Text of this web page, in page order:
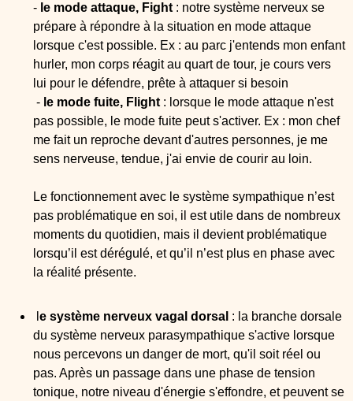
- le mode attaque, Fight : notre système nerveux se
prépare à répondre à la situation en mode attaque
lorsque c'est possible. Ex : au parc j'entends mon enfant
hurler, mon corps réagit au quart de tour, je cours vers
lui pour le défendre, prête à attaquer si besoin
- le mode fuite, Flight : lorsque le mode attaque n'est
pas possible, le mode fuite peut s'activer. Ex : mon chef
me fait un reproche devant d'autres personnes, je me
sens nerveuse, tendue, j'ai envie de courir au loin.
Le fonctionnement avec le système sympathique n’est
pas problématique en soi, il est utile dans de nombreux
moments du quotidien, mais il devient problématique
lorsqu’il est dérégulé, et qu’il n’est plus en phase avec
la réalité présente.
e système nerveux vagal dorsal : la branche dorsale
du système nerveux parasympathique s'active lorsque
nous percevons un danger de mort, qu'il soit réel ou
pas. Après un passage dans une phase de tension
tonique, notre niveau d'énergie s'effondre, et peuvent se